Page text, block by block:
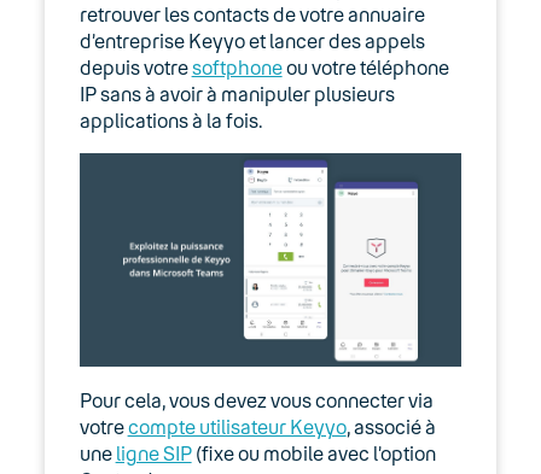
Keyyo Phone
Terminaux
05. Téléphonie Mobile
Keyyo Connect
retrouver les contacts de votre annuaire
d’entreprise Keyyo et lancer des appels
depuis votresoftphoneou votre téléphone
IP sans à avoir à manipuler plusieurs
applications à la fois.
Pour cela, vous devez vous connecter via
votrecompte utilisateur Keyyo, associé à
une ligne SIP(fixe ou mobile avec l’option